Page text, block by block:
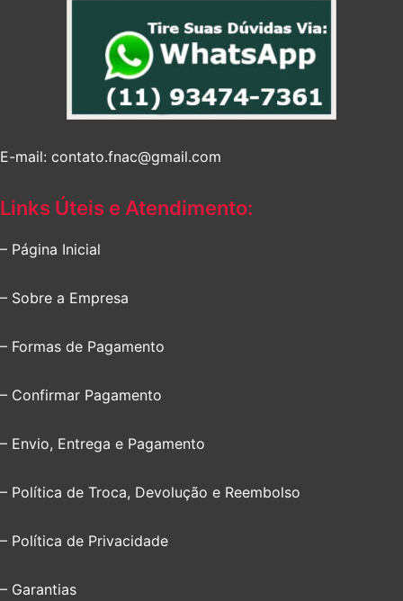
E-mail: contato.fnac@gmail.com
Links Úteis e Atendimento:
– Página Inicial
– Sobre a Empresa
– Formas de Pagamento
– Confirmar Pagamento
– Envio, Entrega e Pagamento
– Política de Troca, Devolução e Reembolso
– Política de Privacidade
– Garantias